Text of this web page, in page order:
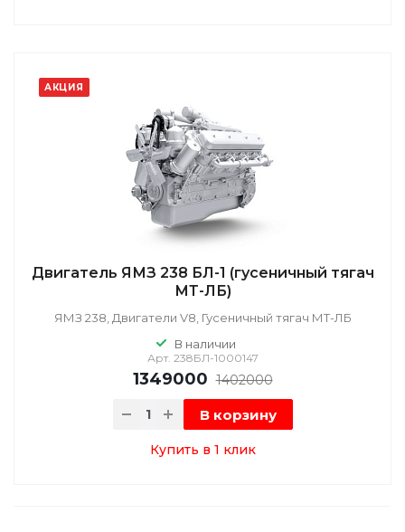
АКЦИЯ
Двигатель ЯМЗ 238 БЛ-1 (гусеничный тягач
МТ-ЛБ)
ЯМЗ 238, Двигатели V8, Гусеничный тягач МТ-ЛБ
В наличии
Арт. 238БЛ-1000147
1349000 1402000
В корзину
Купить в 1 клик